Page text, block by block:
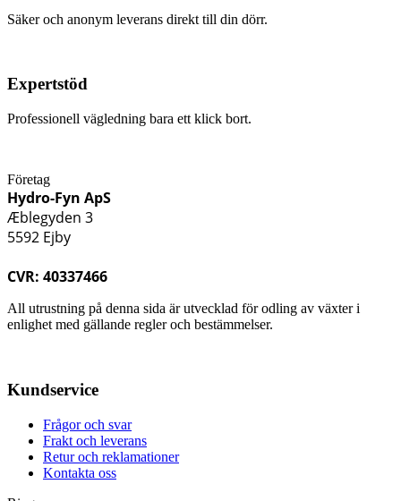
Säker och anonym leverans direkt till din dörr.
Expertstöd
Professionell vägledning bara ett klick bort.
Företag
Hydro-Fyn ApS
Æblegyden 3
5592 Ejby
CVR: 40337466
All utrustning på denna sida är utvecklad för odling av växter i
enlighet med gällande regler och bestämmelser.
Kundservice
Frågor och svar
Frakt och leverans
Retur och reklamationer
Kontakta oss